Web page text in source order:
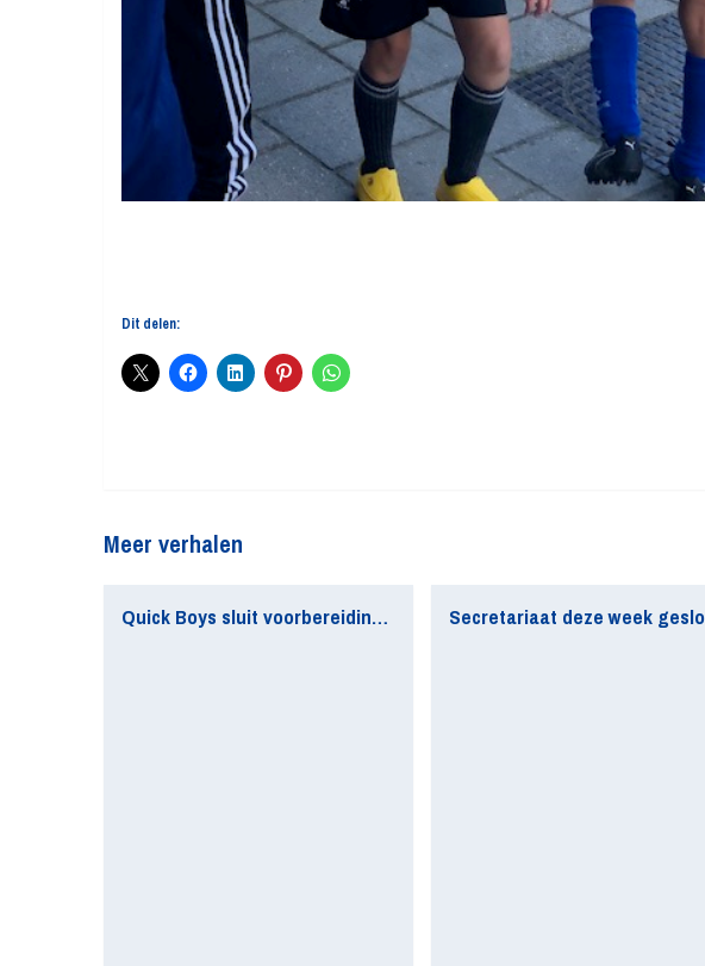
Dit delen:
Meer verhalen
Quick Boys sluit voorbereiding af met zevenklapper